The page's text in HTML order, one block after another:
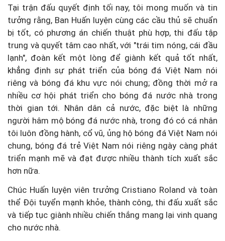
Tại trận đấu quyết định tối nay, tôi mong muốn và tin
tưởng rằng, Ban Huấn luyện cùng các cầu thủ sẽ chuẩn
bị tốt, có phương án chiến thuật phù hợp, thi đấu tập
trung và quyết tâm cao nhất, với "trái tim nóng, cái đầu
lạnh", đoàn kết một lòng để giành kết quả tốt nhất,
khẳng định sự phát triển của bóng đá Việt Nam nói
riêng và bóng đá khu vực nói chung; đồng thời mở ra
nhiều cơ hội phát triển cho bóng đá nước nhà trong
thời gian tới. Nhân dân cả nước, đặc biệt là những
người hâm mộ bóng đá nước nhà, trong đó có cá nhân
tôi luôn đồng hành, cổ vũ, ủng hộ bóng đá Việt Nam nói
chung, bóng đá trẻ Việt Nam nói riêng ngày càng phát
triển mạnh mẽ và đạt được nhiều thành tích xuất sắc
hơn nữa.
Chúc Huấn luyện viên trưởng Cristiano Roland và toàn
thể Đội tuyển mạnh khỏe, thành công, thi đấu xuất sắc
và tiếp tục giành nhiều chiến thắng mang lại vinh quang
cho nước nhà.